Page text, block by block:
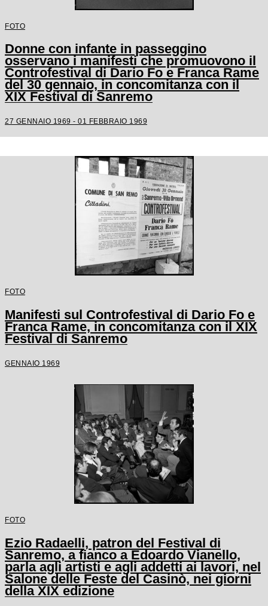
FOTO
Donne con infante in passeggino
osservano i manifesti che promuovono il
Controfestival di Dario Fo e Franca Rame
del 30 gennaio, in concomitanza con il
XIX Festival di Sanremo
27 GENNAIO 1969 - 01 FEBBRAIO 1969
FOTO
Manifesti sul Controfestival di Dario Fo e
Franca Rame, in concomitanza con il XIX
Festival di Sanremo
GENNAIO 1969
FOTO
Ezio Radaelli, patron del Festival di
Sanremo, a fianco a Edoardo Vianello,
parla agli artisti e agli addetti ai lavori, nel
Salone delle Feste del Casinò, nei giorni
della XIX edizione